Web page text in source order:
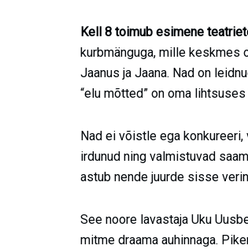
Kell 8 toimub esimene
kurbmänguga, mille keskmes
Jaanus ja Jaana. Nad on
“elu mõtted” on oma lihtsuses
Nad ei võistle ega
irdunud ning valmistuvad
astub nende juurde sisse
See noore lavastaja Uku
mitme draama auhinnaga.